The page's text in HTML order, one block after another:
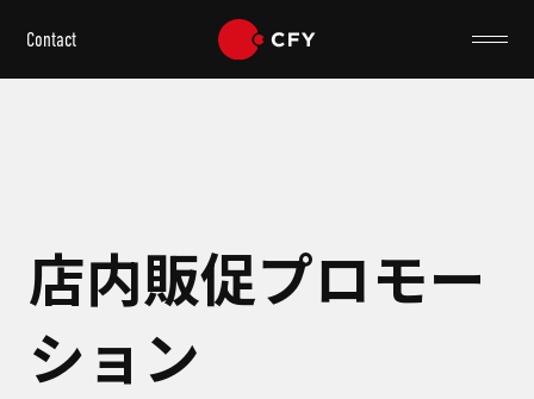
Contact
店内販促プロモー
ション